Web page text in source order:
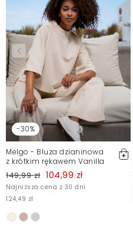
-30%
Melgo - Bluza dzianinowa
z krótkim rękawem Vanilla
149,99 zł 104,99 zł
Najniższa cena z 30 dni
124,49 zł